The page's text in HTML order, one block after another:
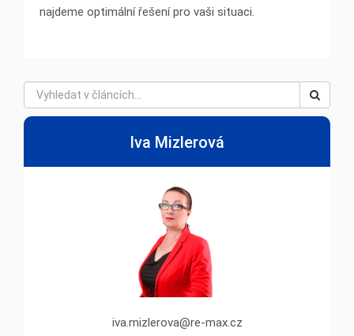
najdeme optimální řešení pro vaši situaci.
Iva Mizlerová
iva.mizlerova@re-max.cz